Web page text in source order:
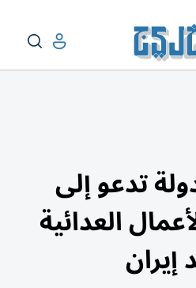
و20 دولة تدعو إلى
العدائية
إيران